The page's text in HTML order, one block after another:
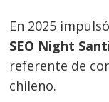
En 2025
SEO Night
referente de
chileno.